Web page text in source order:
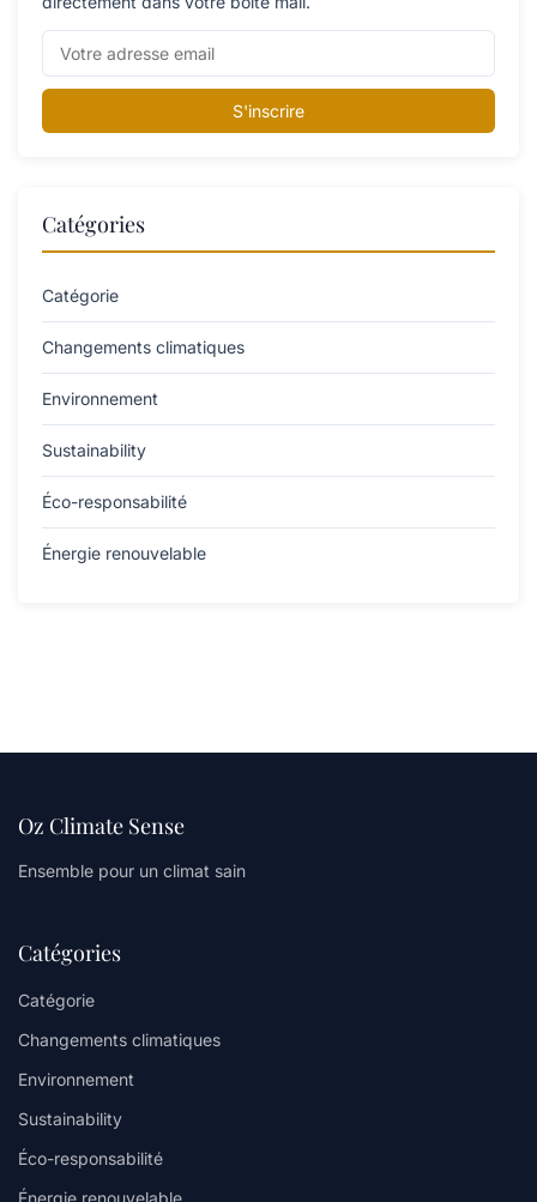
S'inscrire
Catégories
Catégorie
Changements climatiques
Environnement
Sustainability
Éco-responsabilité
Énergie renouvelable
Oz Climate Sense
Ensemble pour un climat sain
Catégories
Catégorie
Changements climatiques
Environnement
Sustainability
Éco-responsabilité
Énergie renouvelable